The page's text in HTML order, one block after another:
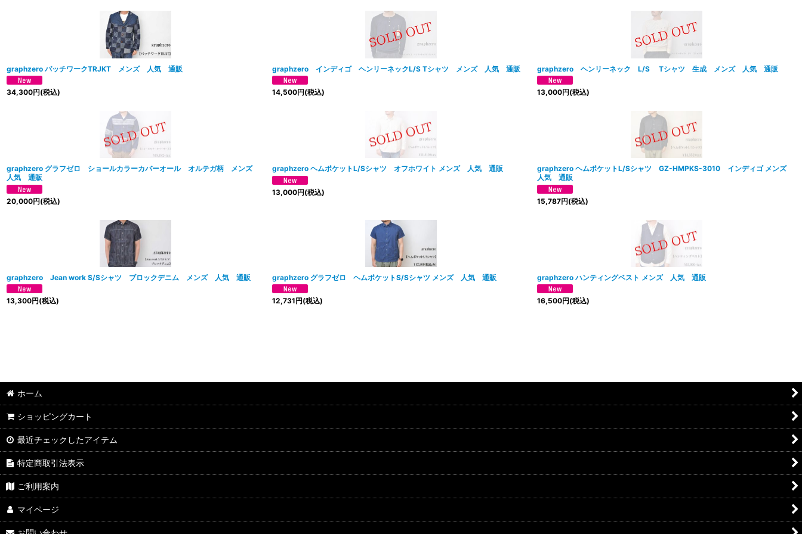
並び順:
graphzero パッチワークTRJKT メンズ 人気 通販
34,300円(税込)
graphzero インディゴ ヘンリーネックL/S Tシャツ メンズ 人気 通販
14,500円(税込)
graphzero ヘンリーネック L/S Tシャツ 生成 メンズ 人気 通販
13,000円(税込)
graphzero グラフゼロ ショールカラーカバーオール オルテガ柄 メンズ
人気 通販
20,000円(税込)
graphzero ヘムポケットL/Sシャツ オフホワイト メンズ 人気 通販
13,000円(税込)
graphzero ヘムポケットL/Sシャツ GZ-HMPKS-3010 インディゴ メンズ
人気 通販
15,787円(税込)
graphzero Jean work S/Sシャツ ブロックデニム メンズ 人気 通販
13,300円(税込)
graphzero グラフゼロ ヘムポケットS/Sシャツ メンズ 人気 通販
12,731円(税込)
graphzero ハンティングベスト メンズ 人気 通販
16,500円(税込)
ホーム
ショッピングカート
最近チェックしたアイテム
特定商取引法表示
ご利用案内
マイページ